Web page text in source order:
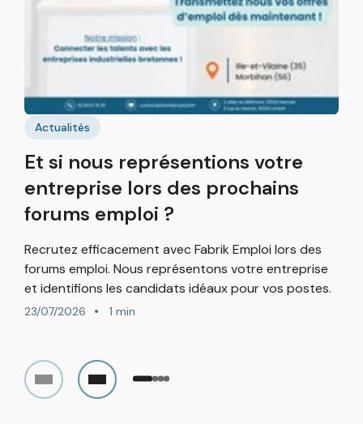
Actualités
Et si nous représentions votre
entreprise lors des prochains
forums emploi ?
Recrutez efficacement avec Fabrik Emploi lors des
forums emploi. Nous représentons votre entreprise
et identifions les candidats idéaux pour vos postes.
23/07/2026 1 min